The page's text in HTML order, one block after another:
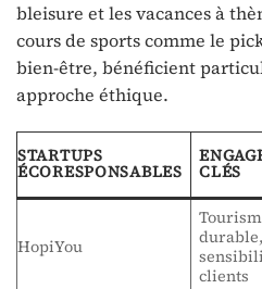
bleisure et les vacances à
cours de sports comme le
bien-être, bénéficient
approche éthique.
STARTUPS
ÉCORESPONSABLES CLÉS
HopiYou
durable,
clients